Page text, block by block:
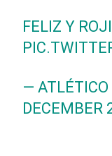
FELIZ Y
— ATLÉTICO
DECEMBER